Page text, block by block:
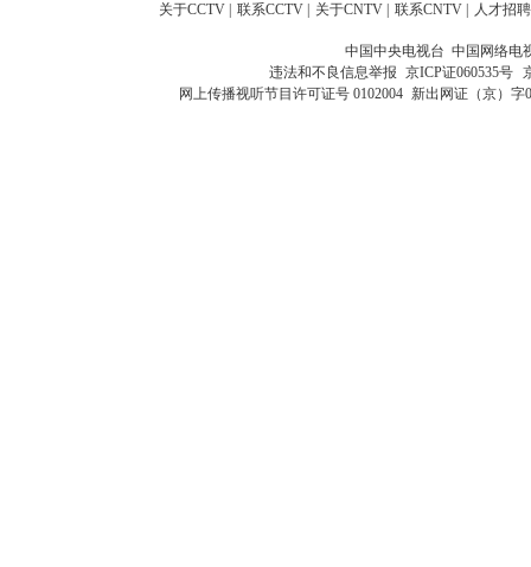
关于CCTV 联系CCTV 关于CNTV 联系CNTV 人才招聘
中国中央电视台 中国网络电
违法和不良信息举报 京ICP证060535号
网上传播视听节目许可证号 0102004 新出网证（京）